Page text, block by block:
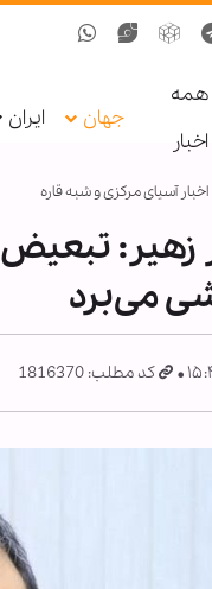
همه
اخبار
جهان ایران
اخبار آسیای مرکزی و شبه قاره
تبعیض
می‌برد
کد مطلب: 1816370